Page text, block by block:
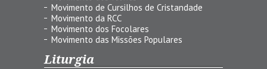
Movimento de Cursilhos de Cristandade
Movimento da RCC
Movimento dos Focolares
Movimento das Missões Populares
Liturgia